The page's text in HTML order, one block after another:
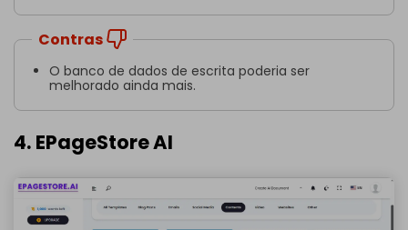
Contras
O banco de dados de escrita poderia ser
melhorado ainda mais.
4. EPageStore AI